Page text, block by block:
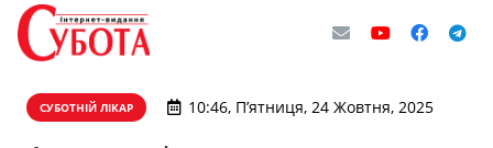
СУБОТНІЙ ЛІКАР 10:46, П’ятниця, 24 Жовтня, 2025